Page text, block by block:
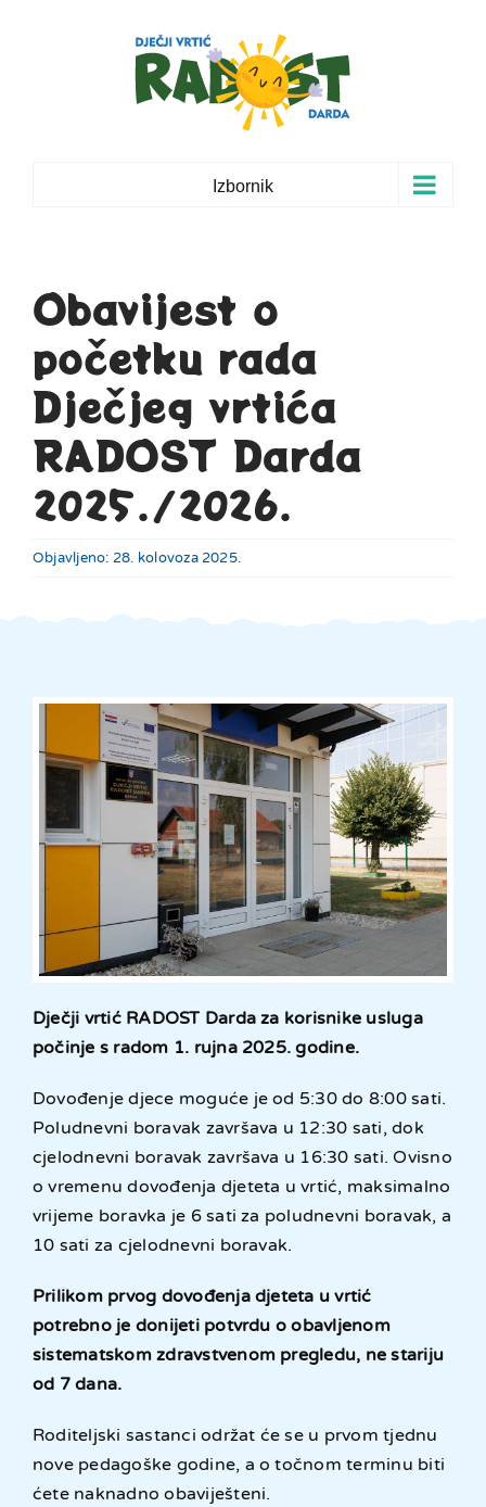
Izbornik
Obavijest o
početku rada
Dječjeg vrtića
RADOST Darda
2025./2026.
Objavljeno: 28. kolovoza 2025.
Dječji vrtić RADOST Darda za korisnike usluga
počinje s radom 1. rujna 2025. godine.
Dovođenje djece moguće je od 5:30 do 8:00 sati.
Poludnevni boravak završava u 12:30 sati, dok
cjelodnevni boravak završava u 16:30 sati. Ovisno
o vremenu dovođenja djeteta u vrtić, maksimalno
vrijeme boravka je 6 sati za poludnevni boravak, a
10 sati za cjelodnevni boravak.
Prilikom prvog dovođenja djeteta u vrtić
potrebno je donijeti potvrdu o obavljenom
sistematskom zdravstvenom pregledu, ne stariju
od 7 dana.
Roditeljski sastanci održat će se u prvom tjednu
nove pedagoške godine, a o točnom terminu biti
ćete naknadno obaviješteni.